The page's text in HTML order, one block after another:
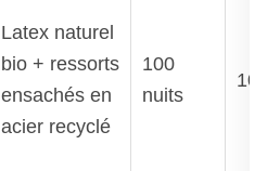
Latex naturel
bio + ressorts
ensachés en
acier recyclé
100
nuits
10